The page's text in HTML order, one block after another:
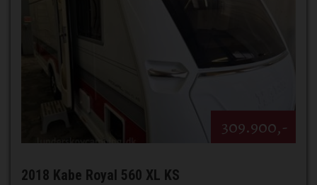
309.900,-
2018 Kabe Royal 560 XL KS